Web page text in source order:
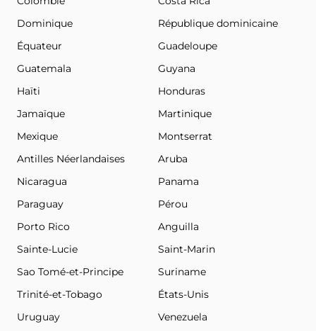
Dominique
République dominicaine
Équateur
Guadeloupe
Guatemala
Guyana
Haïti
Honduras
Jamaïque
Martinique
Mexique
Montserrat
Antilles Néerlandaises
Aruba
Nicaragua
Panama
Paraguay
Pérou
Porto Rico
Anguilla
Sainte-Lucie
Saint-Marin
Sao Tomé-et-Principe
Suriname
Trinité-et-Tobago
États-Unis
Uruguay
Venezuela